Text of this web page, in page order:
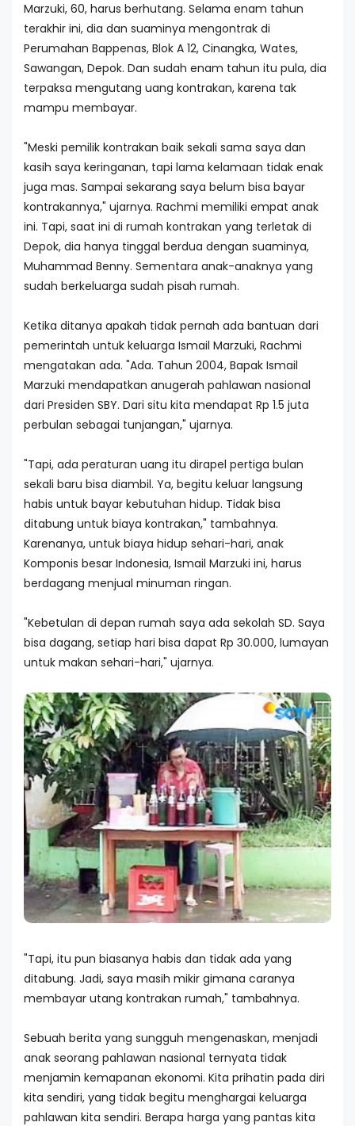
Marzuki, 60, harus berhutang. Selama enam tahun
terakhir ini, dia dan suaminya mengontrak di
Perumahan Bappenas, Blok A 12, Cinangka, Wates,
Sawangan, Depok. Dan sudah enam tahun itu pula, dia
terpaksa mengutang uang kontrakan, karena tak
mampu membayar.
"Meski pemilik kontrakan baik sekali sama saya dan
kasih saya keringanan, tapi lama kelamaan tidak enak
juga mas. Sampai sekarang saya belum bisa bayar
kontrakannya," ujarnya. Rachmi memiliki empat anak
ini. Tapi, saat ini di rumah kontrakan yang terletak di
Depok, dia hanya tinggal berdua dengan suaminya,
Muhammad Benny. Sementara anak-anaknya yang
sudah berkeluarga sudah pisah rumah.
Ketika ditanya apakah tidak pernah ada bantuan dari
pemerintah untuk keluarga Ismail Marzuki, Rachmi
mengatakan ada. "Ada. Tahun 2004, Bapak Ismail
Marzuki mendapatkan anugerah pahlawan nasional
dari Presiden SBY. Dari situ kita mendapat Rp 1.5 juta
perbulan sebagai tunjangan," ujarnya.
"Tapi, ada peraturan uang itu dirapel pertiga bulan
sekali baru bisa diambil. Ya, begitu keluar langsung
habis untuk bayar kebutuhan hidup. Tidak bisa
ditabung untuk biaya kontrakan," tambahnya.
Karenanya, untuk biaya hidup sehari-hari, anak
Komponis besar Indonesia, Ismail Marzuki ini, harus
berdagang menjual minuman ringan.
"Kebetulan di depan rumah saya ada sekolah SD. Saya
bisa dagang, setiap hari bisa dapat Rp 30.000, lumayan
untuk makan sehari-hari," ujarnya.
"Tapi, itu pun biasanya habis dan tidak ada yang
ditabung. Jadi, saya masih mikir gimana caranya
membayar utang kontrakan rumah," tambahnya.
Sebuah berita yang sungguh mengenaskan, menjadi
anak seorang pahlawan nasional ternyata tidak
menjamin kemapanan ekonomi. Kita prihatin pada diri
kita sendiri, yang tidak begitu menghargai keluarga
pahlawan kita sendiri. Berapa harga yang pantas kita